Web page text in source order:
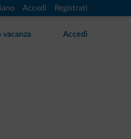
Accedi Registrati
vacanza Accedi